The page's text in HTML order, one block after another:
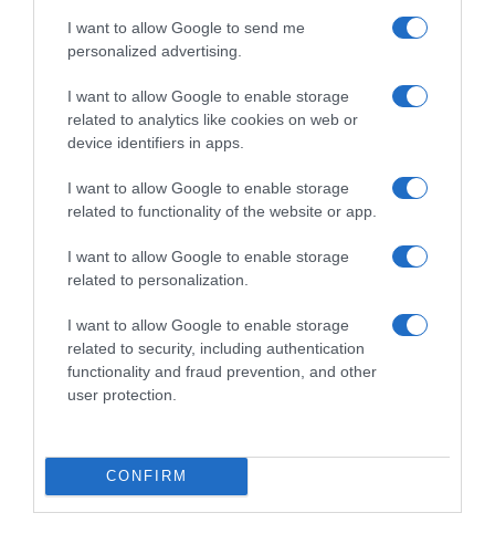
I want to allow Google to send me
personalized advertising.
I want to allow Google to enable storage
related to analytics like cookies on web or
device identifiers in apps.
I want to allow Google to enable storage
related to functionality of the website or app.
I want to allow Google to enable storage
related to personalization.
I want to allow Google to enable storage
related to security, including authentication
functionality and fraud prevention, and other
user protection.
CONFIRM
Stellantis com três estreias nacionais 100%
6 Out 13:14